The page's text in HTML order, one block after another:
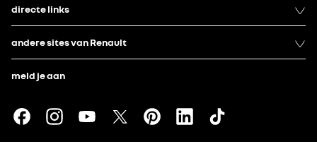
directe links
andere sites van Renault
meld je aan